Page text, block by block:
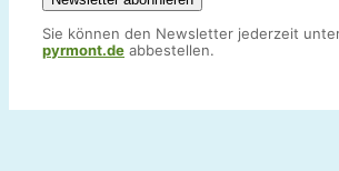
Sie können den Newsletter jederzeit
pyrmont.de abbestellen.